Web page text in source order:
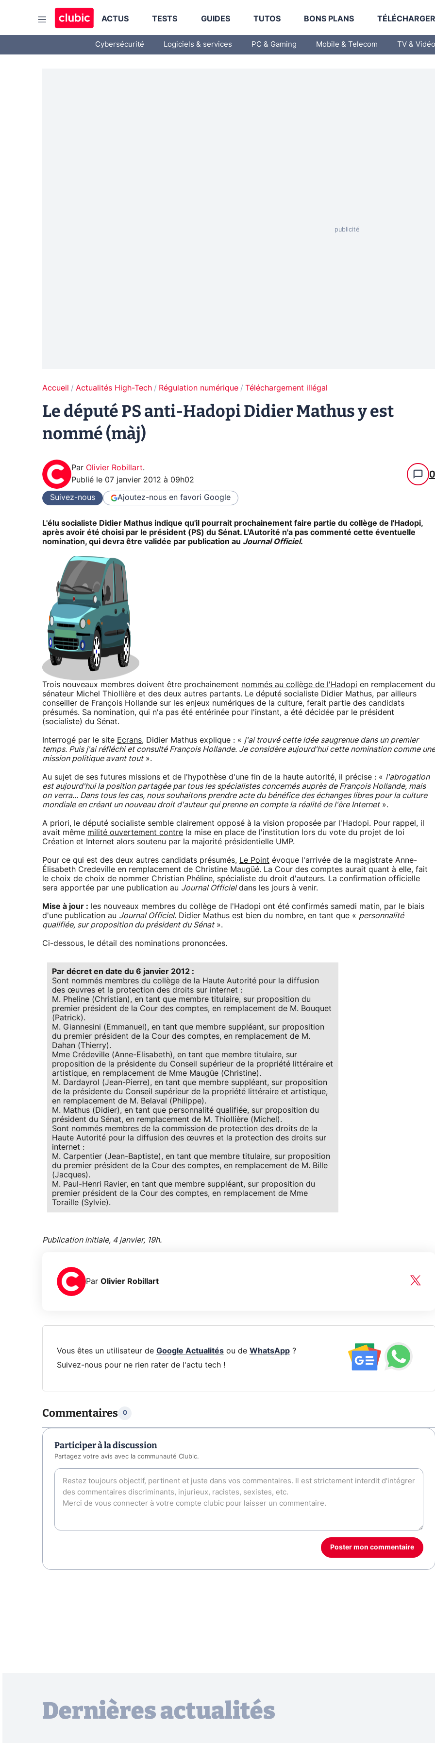
ACTUS TESTS GUIDES TUTOS BONS PLANS
Cybersécurité Logiciels & services PC & Gaming Mobile & Telecom TV & Vidéo
Accueil Actualités High-Tech Régulation numérique Téléchargement illégal
Le député PS anti-Hadopi Didier Mathus y est
nommé (màj)
Par Olivier Robillart.
Publié le 07 janvier 2012 à 09h02 0
Suivez-nous Ajoutez-nous en favori Google
L'élu socialiste Didier Mathus indique qu'il pourrait prochainement faire partie du collège de l'Hadopi,
après avoir été choisi par le président (PS) du Sénat. L'Autorité n'a pas commenté cette éventuelle
nomination, qui devra être validée par publication au Journal Officiel.
Trois nouveaux membres doivent être prochainement nommés au collège de l'Hadopi en remplacement du
sénateur Michel Thiollière et des deux autres partants. Le député socialiste Didier Mathus, par ailleurs
conseiller de François Hollande sur les enjeux numériques de la culture, ferait partie des candidats
présumés. Sa nomination, qui n'a pas été entérinée pour l'instant, a été décidée par le président
(socialiste) du Sénat.
Interrogé par le site Ecrans, Didier Mathus explique : « j'ai trouvé cette idée saugrenue dans un premier
temps. Puis j'ai réfléchi et consulté François Hollande. Je considère aujourd'hui cette nomination comme une
mission politique avant tout».
Au sujet de ses futures missions et de l'hypothèse d'une fin de la haute autorité, il précise : « l'abrogation
est aujourd'hui la position partagée par tous les spécialistes concernés auprès de François Hollande, mais
on verra... Dans tous les cas, nous souhaitons prendre acte du bénéfice des échanges libres pour la culture
mondiale en créant un nouveau droit d'auteur qui prenne en compte la réalité de l'ère Internet».
A priori, le député socialiste semble clairement opposé à la vision proposée par l'Hadopi. Pour rappel, il
avait même milité ouvertement contre la mise en place de l'institution lors du vote du projet de loi
Création et Internet alors soutenu par la majorité présidentielle UMP.
Pour ce qui est des deux autres candidats présumés, Le Point évoque l'arrivée de la magistrate Anne-
Élisabeth Credeville en remplacement de Christine Maugüé. La Cour des comptes aurait quant à elle, fait
le choix de choix de nommer Christian Phéline, spécialiste du droit d'auteurs. La confirmation officielle
sera apportée par une publication au Journal Officieldans les jours à venir.
Mise à jour : les nouveaux membres du collège de l'Hadopi ont été confirmés samedi matin, par le biais
d'une publication au Journal Officiel. Didier Mathus est bien du nombre, en tant que « personnalité
qualifiée, sur proposition du président du Sénat».
Ci-dessous, le détail des nominations prononcées.
Par décret en date du 6 janvier 2012 :
Sont nommés membres du collège de la Haute Autorité pour la diffusion
des œuvres et la protection des droits sur internet :
M. Pheline (Christian), en tant que membre titulaire, sur proposition du
premier président de la Cour des comptes, en remplacement de M. Bouquet
(Patrick).
M. Giannesini (Emmanuel), en tant que membre suppléant, sur proposition
du premier président de la Cour des comptes, en remplacement de M.
Dahan (Thierry).
Mme Crédeville (Anne-Elisabeth), en tant que membre titulaire, sur
proposition de la présidente du Conseil supérieur de la propriété littéraire et
artistique, en remplacement de Mme Maugüe (Christine).
M. Dardayrol (Jean-Pierre), en tant que membre suppléant, sur proposition
de la présidente du Conseil supérieur de la propriété littéraire et artistique,
en remplacement de M. Belaval (Philippe).
M. Mathus (Didier), en tant que personnalité qualifiée, sur proposition du
président du Sénat, en remplacement de M. Thiollière (Michel).
Sont nommés membres de la commission de protection des droits de la
Haute Autorité pour la diffusion des œuvres et la protection des droits sur
internet :
M. Carpentier (Jean-Baptiste), en tant que membre titulaire, sur proposition
du premier président de la Cour des comptes, en remplacement de M. Bille
(Jacques).
M. Paul-Henri Ravier, en tant que membre suppléant, sur proposition du
premier président de la Cour des comptes, en remplacement de Mme
Toraille (Sylvie).
Publication initiale, 4 janvier, 19h.
Par Olivier Robillart
Vous êtes un utilisateur de Google Actualitésou de WhatsApp?
Suivez-nous pour ne rien rater de l'actu tech !
Commentaires 0
Participer à la discussion
Partagez votre avis avec la communauté Clubic.
Poster mon commentaire
Dernières actualités